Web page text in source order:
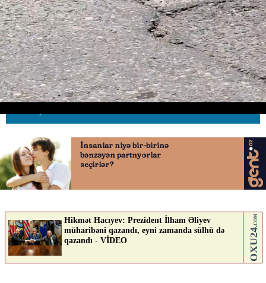
Bakıda gecələr görünməyən
TƏHLÜKƏ
02.06.2026 0
AVTOSFERTV ABUNƏ OL